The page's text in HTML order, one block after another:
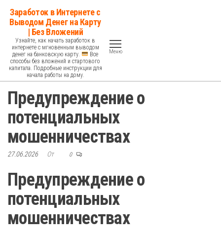
Перейти
содержимому
Заработок в Интернете с
Выводом Денег на Карту
| Без Вложений
Узнайте, как начать заработок в
интернете с мгновенным выводом
денег на банковскую карту.
Все
способы без вложений и стартового
капитала. Подробные инструкции для
начала работы на дому.
Меню
Предупреждение о
потенциальных
мошенничествах
27.06.2026 От 0
Предупреждение о
потенциальных
мошенничествах